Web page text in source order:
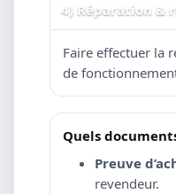
4) Réparation &
Faire effectuer la
de
Quels
Preuve
revendeur.